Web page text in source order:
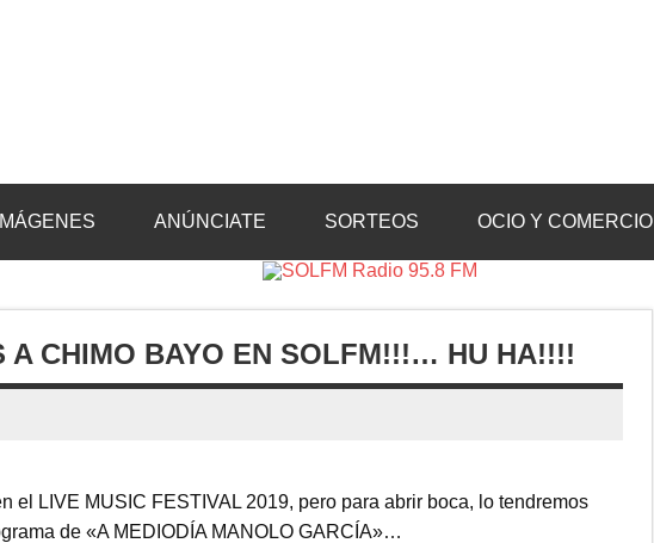
IMÁGENES ANÚNCIATE SORTEOS OCIO Y COMERCIO
A CHIMO BAYO EN SOLFM!!!… HU HA!!!!
el LIVE MUSIC FESTIVAL 2019, pero para abrir boca, lo tendremos
de «A MEDIODÍA MANOLO GARCÍA»…